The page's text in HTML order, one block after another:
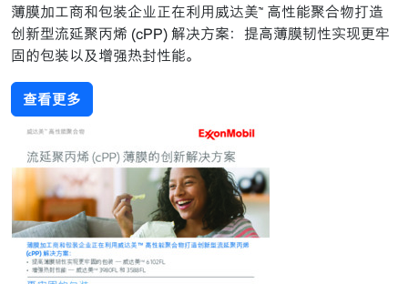
薄膜加工商和包装企业正在利用威达美™ 高性能聚合物打造
创新型流延聚丙烯 (cPP) 解决方案：提高薄膜韧性实现更牢
固的包装以及增强热封性能。
查看更多